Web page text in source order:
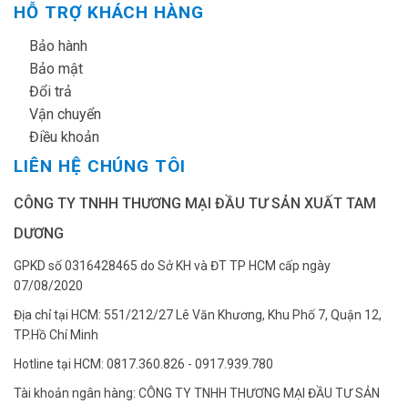
HỖ TRỢ KHÁCH HÀNG
Bảo hành
Bảo mật
Đổi trả
Vận chuyển
Điều khoản
LIÊN HỆ CHÚNG TÔI
CÔNG TY TNHH THƯƠNG MẠI ĐẦU TƯ SẢN XUẤT TAM
DƯƠNG
GPKD số 0316428465 do Sở KH và ĐT TP HCM cấp ngày
07/08/2020
Địa chỉ tại HCM: 551/212/27 Lê Văn Khương, Khu Phố 7, Quận 12,
TP.Hồ Chí Minh
Hotline tại HCM: 0817.360.826 - 0917.939.780
Tài khoản ngân hàng: CÔNG TY TNHH THƯƠNG MẠI ĐẦU TƯ SẢN